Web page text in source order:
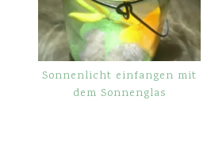
Sonnenlicht einfangen mit
dem Sonnenglas